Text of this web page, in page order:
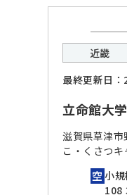
近畿
最終更新日
立命館大
滋賀県草津
こ・くさつキ
小
108